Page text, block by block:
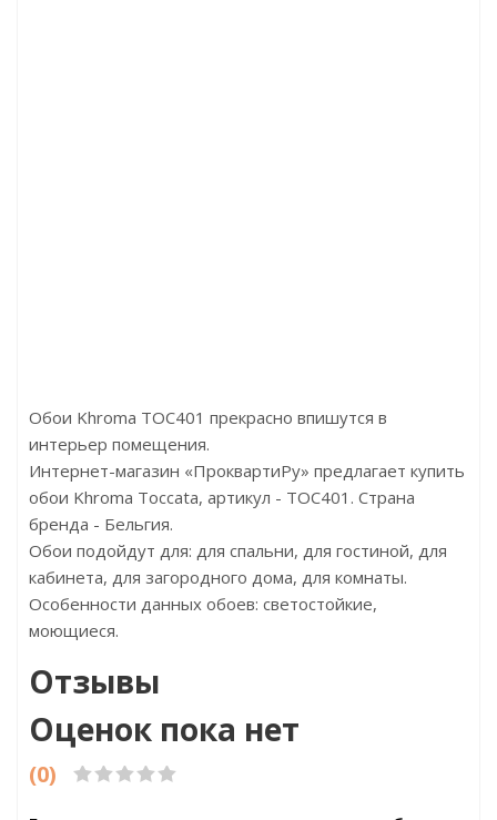
Обои Khroma TOC401 прекрасно впишутся в
интерьер помещения.
Интернет-магазин «ПроквартиРу» предлагает купить
обои Khroma Toccata, артикул - TOC401. Страна
бренда - Бельгия.
Обои подойдут для: для спальни, для гостиной, для
кабинета, для загородного дома, для комнаты.
Особенности данных обоев: светостойкие,
моющиеся.
Отзывы
Оценок пока нет
(0)